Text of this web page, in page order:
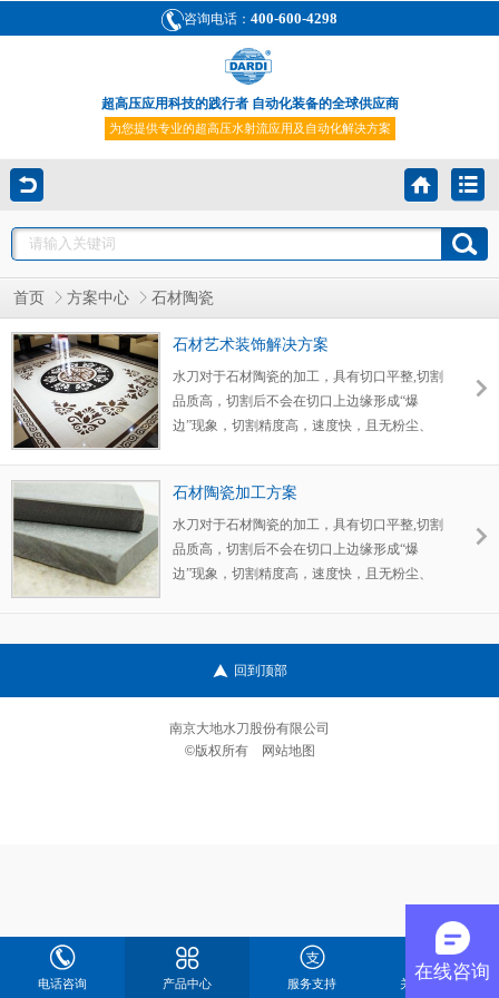
咨询电话：400-600-4298
超高压应用科技的践行者 自动化装备的全球供应商
为您提供专业的超高压水射流应用及自动化解决方案
首页 方案中心 石材陶瓷
石材艺术装饰解决方案
水刀对于石材陶瓷的加工，具有切口平整,切割
品质高，切割后不会在切口上边缘形成“爆
边”现象，切割精度高，速度快，且无粉尘、
石材陶瓷加工方案
水刀对于石材陶瓷的加工，具有切口平整,切割
品质高，切割后不会在切口上边缘形成“爆
边”现象，切割精度高，速度快，且无粉尘、
回到顶部
南京大地水刀股份有限公司
©版权所有
网站地图
电话咨询 产品中心 服务支持 关于大地水刀
在线咨询